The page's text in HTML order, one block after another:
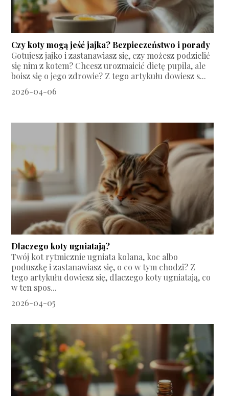
Czy koty mogą jeść jajka? Bezpieczeństwo i porady
Gotujesz jajko i zastanawiasz się, czy możesz podzielić
się nim z kotem? Chcesz urozmaicić dietę pupila, ale
boisz się o jego zdrowie? Z tego artykułu dowiesz s...
2026-04-06
Dlaczego koty ugniatają?
Twój kot rytmicznie ugniata kolana, koc albo
poduszkę i zastanawiasz się, o co w tym chodzi? Z
tego artykułu dowiesz się, dlaczego koty ugniatają, co
w ten spos...
2026-04-05